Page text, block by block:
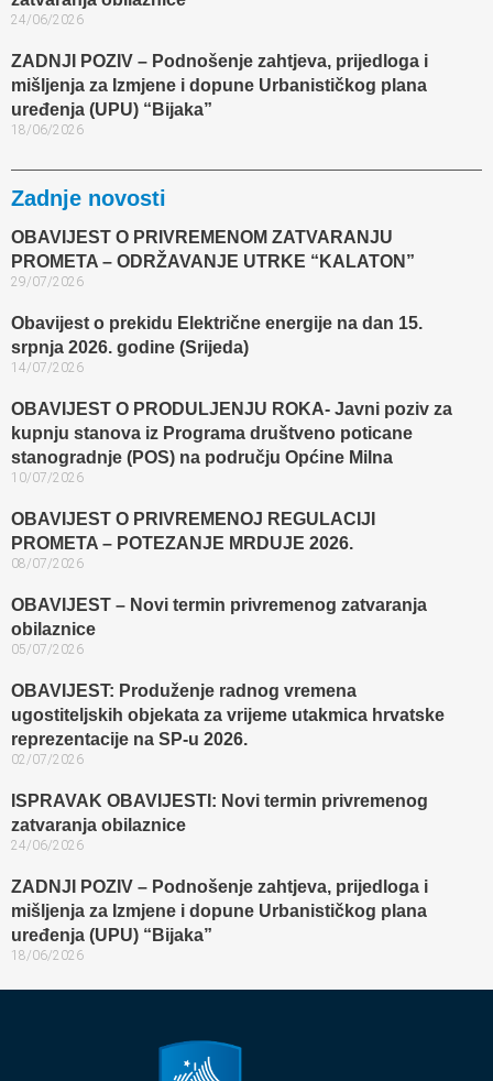
24/06/2026
ZADNJI POZIV – Podnošenje zahtjeva, prijedloga i
mišljenja za Izmjene i dopune Urbanističkog plana
uređenja (UPU) “Bijaka”
18/06/2026
Zadnje novosti
OBAVIJEST O PRIVREMENOM ZATVARANJU
PROMETA – ODRŽAVANJE UTRKE “KALATON”
29/07/2026
Obavijest o prekidu Električne energije na dan 15.
srpnja 2026. godine (Srijeda)
14/07/2026
OBAVIJEST O PRODULJENJU ROKA- Javni poziv za
kupnju stanova iz Programa društveno poticane
stanogradnje (POS) na području Općine Milna
10/07/2026
OBAVIJEST O PRIVREMENOJ REGULACIJI
PROMETA – POTEZANJE MRDUJE 2026.
08/07/2026
OBAVIJEST – Novi termin privremenog zatvaranja
obilaznice​
05/07/2026
OBAVIJEST: Produženje radnog vremena
ugostiteljskih objekata za vrijeme utakmica hrvatske
reprezentacije na SP-u 2026.
02/07/2026
ISPRAVAK OBAVIJESTI: Novi termin privremenog
zatvaranja obilaznice​
24/06/2026
ZADNJI POZIV – Podnošenje zahtjeva, prijedloga i
mišljenja za Izmjene i dopune Urbanističkog plana
uređenja (UPU) “Bijaka”
18/06/2026